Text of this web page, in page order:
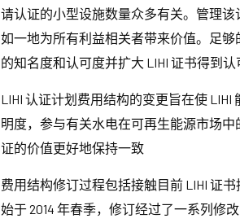
请认证的小型设施数量众多有关。管理
如一地为所有利益相关者带来价值。足
的知名度和认可度并扩大 LIHI 证书得到
LIHI 认证计划费用结构的变更旨在使
明度，参与有关水电在可再生能源市场
证的价值更好地保持一致
费用结构修订过程包括接触目前 LIHI 证
始于 2014 年春季，修订经过了一系列修